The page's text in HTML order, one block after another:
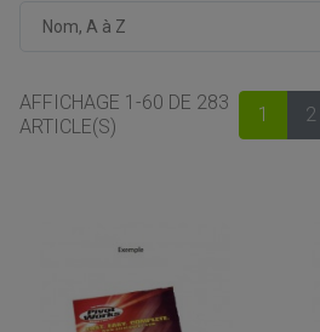
Nom, A à Z
AFFICHAGE 1-60 DE 283
ARTICLE(S)
1 2